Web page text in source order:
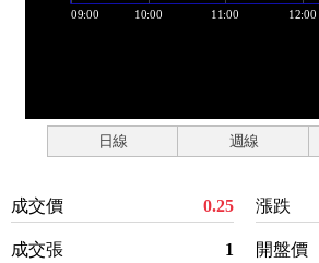
日線 週線
成交價 0.25
成交張 1
漲跌
開盤價